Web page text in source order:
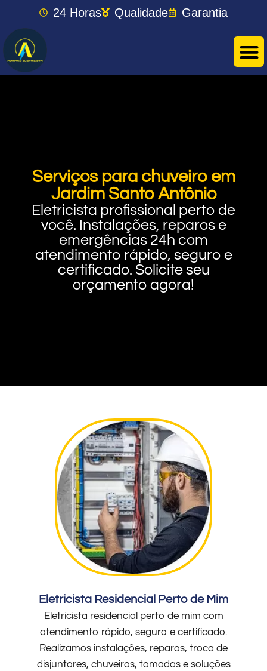
24 Horas Qualidade Garantia
Serviços para chuveiro em
Jardim Santo Antônio
Eletricista profissional perto de
você. Instalações, reparos e
emergências 24h com
atendimento rápido, seguro e
certificado. Solicite seu
orçamento agora!
Eletricista Residencial Perto de Mim
Eletricista residencial perto de mim com
atendimento rápido, seguro e certificado.
Realizamos instalações, reparos, troca de
disjuntores, chuveiros, tomadas e soluções